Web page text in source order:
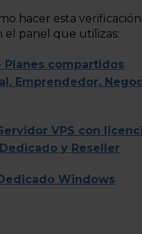
hacer esta
el panel que utilizas:
Planes compartidos
Emprendedor,
VPS con
y Reseller
Windows